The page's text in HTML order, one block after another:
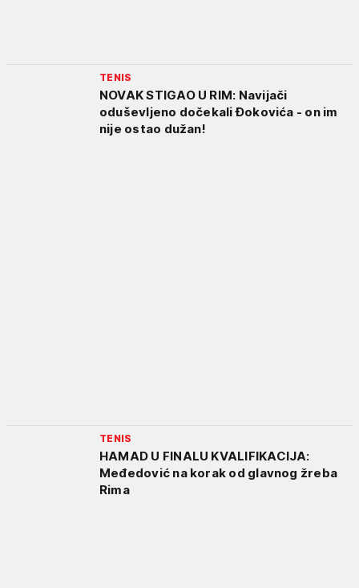
TENIS
NOVAK STIGAO U RIM: Navijači
oduševljeno dočekali Đokovića - on im
nije ostao dužan!
TENIS
HAMAD U FINALU KVALIFIKACIJA:
Međedović na korak od glavnog žreba
Rima